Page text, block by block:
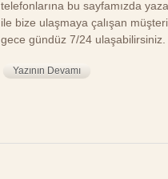
telefonlarına bu sayfamızda
ile bize ulaşmaya çalışan
gece gündüz 7/24
Yazının Devamı